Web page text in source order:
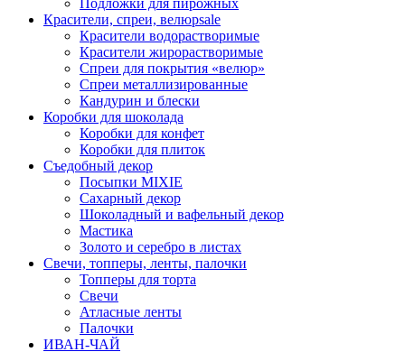
Красители, спреи, велюрsale
Красители водорастворимые
Красители жирорастворимые
Спреи для покрытия «велюр»
Спреи металлизированные
Кандурин и блески
Коробки для шоколада
Коробки для конфет
Коробки для плиток
Съедобный декор
Посыпки MIXIE
Сахарный декор
Шоколадный и вафельный декор
Мастика
Золото и серебро в листах
Свечи, топперы, ленты, палочки
Топперы для торта
Свечи
Атласные ленты
Палочки
ИВАН-ЧАЙ